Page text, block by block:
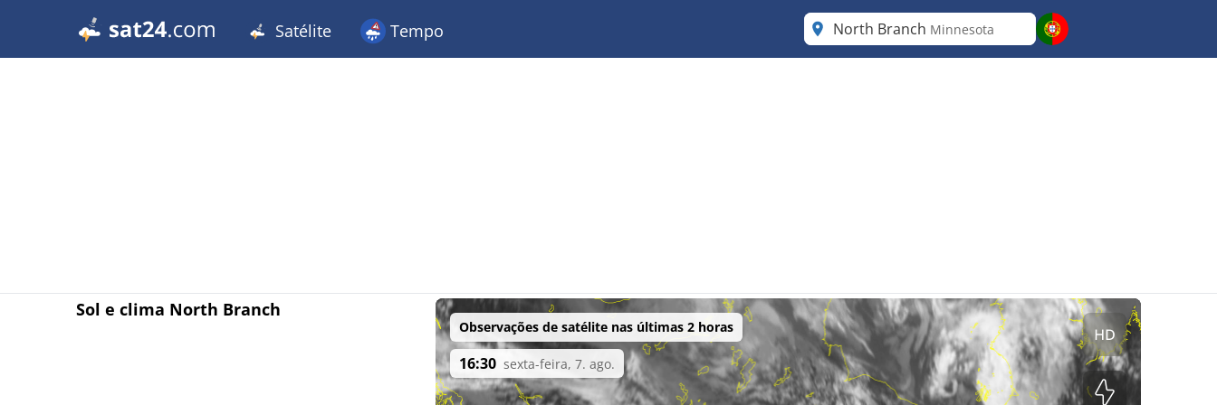
Satélite Tempo North Branch Minnesota
Sol e clima North Branch
Observações de satélite nas últimas 2 horas
16:30 sexta-feira, 7. ago.